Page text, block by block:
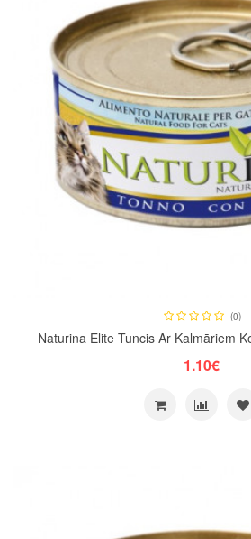
(0)
Naturina Elite Tuncis Ar Kalmāriem
1.10€